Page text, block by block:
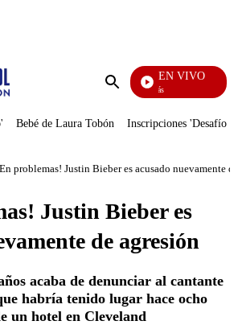
Enviar
EN VIVO
También Caerás
Bebé de Laura Tobón Inscripciones 'Desafío'
problemas! Justin Bieber es acusado nuevamente
Justin Bieber es
de agresión
acaba de denunciar al cantante
habría tenido lugar hace ocho
un hotel en Cleveland